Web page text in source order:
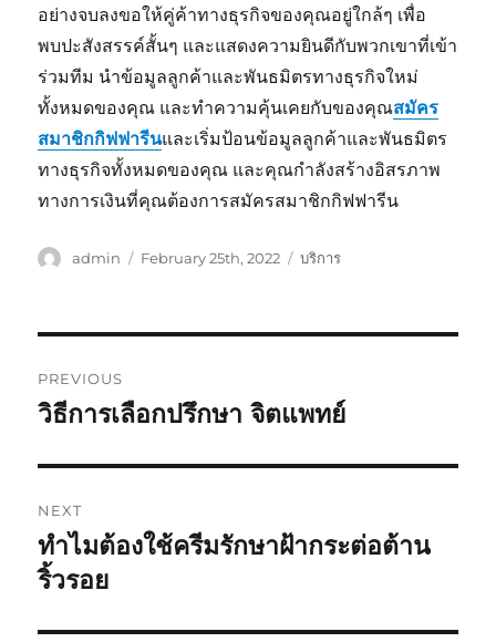
อย่างจบลงขอให้คู่ค้าทางธุรกิจของคุณอยู่ใกล้ๆ เพื่อ
พบปะสังสรรค์สั้นๆ และแสดงความยินดีกับพวกเขาที่เข้า
ร่วมทีม นำข้อมูลลูกค้าและพันธมิตรทางธุรกิจใหม่
ทั้งหมดของคุณ และทำความคุ้นเคยกับของคุณสมัคร
สมาชิกกิฟฟารีนและเริ่มป้อนข้อมูลลูกค้าและพันธมิตร
ทางธุรกิจทั้งหมดของคุณ และคุณกำลังสร้างอิสรภาพ
ทางการเงินที่คุณต้องการสมัครสมาชิกกิฟฟารีน
Author
admin
Posted
February 25th, 2022 Categories
บริการ
navigation
PREVIOUS
Previous
วิธีการเลือกปรึกษา จิตแพทย์
NEXT
Next
post:
ทำไมต้องใช้ครีมรักษาฝ้ากระต่อต้าน
ริ้วรอย